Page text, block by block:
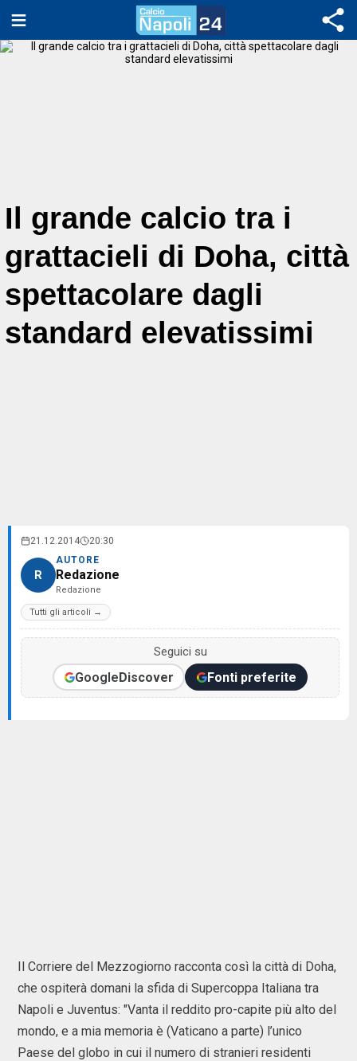
Il grande calcio tra i
grattacieli di Doha, città
spettacolare dagli
standard elevatissimi
21.12.2014 20:30
R
AUTORE
Redazione
Redazione
Tutti gli articoli →
Seguici su
GoogleDiscover Fonti preferite
Il Corriere del Mezzogiorno racconta così la città di Doha,
che ospiterà domani la sfida di Supercoppa Italiana tra
Napoli e Juventus: "Vanta il reddito pro-capite più alto del
mondo, e a mia memoria è (Vaticano a parte) l’unico
Paese del globo in cui il numero di stranieri residenti